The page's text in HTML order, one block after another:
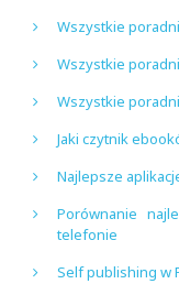
Wszystkie
Wszystkie
Wszystkie
Jaki czytnik
Najlepsze
Porównanie
telefonie
Self publishing w